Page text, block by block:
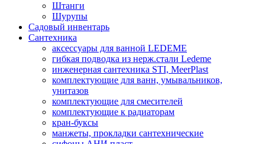
Штанги
Шурупы
Садовый инвентарь
Сантехника
аксессуары для ванной LEDEME
гибкая подводка из нерж.стали Ledeme
инженерная сантехника STI, MeerPlast
комплектующие для ванн, умывальников,
унитазов
комплектующие для смесителей
комплектующие к радиаторам
кран-буксы
манжеты, прокладки сантехнические